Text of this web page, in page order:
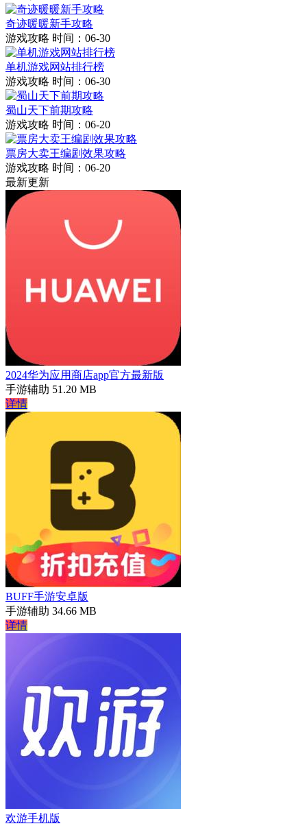
奇迹暖暖新手攻略
游戏攻略 时间：06-30
单机游戏网站排行榜
游戏攻略 时间：06-30
蜀山天下前期攻略
游戏攻略 时间：06-20
票房大卖王编剧效果攻略
游戏攻略 时间：06-20
最新更新
2024华为应用商店app官方最新版
手游辅助 51.20 MB
详情
BUFF手游安卓版
手游辅助 34.66 MB
详情
欢游手机版